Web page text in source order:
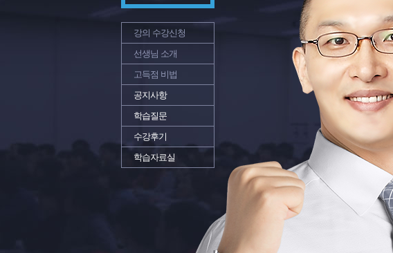
강의 수강신청
선생님 소개
고득점 비법
공지사항
학습질문
수강후기
학습자료실